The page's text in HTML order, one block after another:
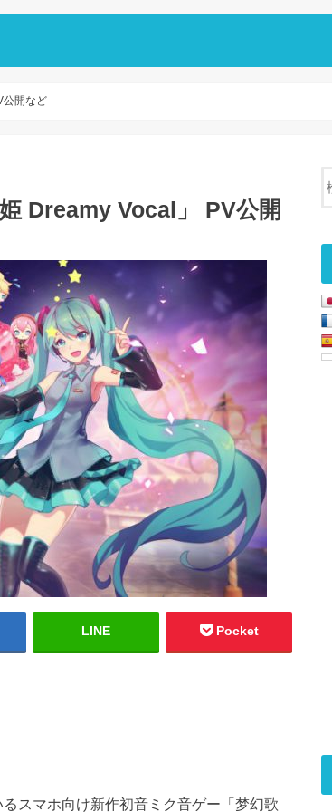
公開など
Dreamy Vocal」 PV公開
LINE Pocket
スマホ向け新作初音ミク音ゲー「梦幻歌